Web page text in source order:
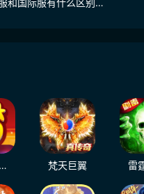
原神手游国服和国际服有什么区别 国服和国际服有何不同
梦幻西游（大陆服） 梵天巨翼 雷